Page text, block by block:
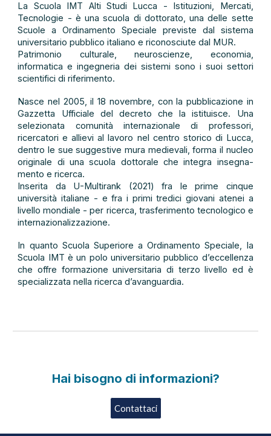
La Scuola IMT Alti Studi Lucca - Istituzioni, Mercati,
Tecnologie - è una scuola di dottorato, una delle sette
Scuole a Ordinamento Speciale previste dal sistema
universitario pubblico italiano e riconosciute dal MUR.
Patrimonio culturale, neuroscienze, economia,
informatica e ingegneria dei sistemi sono i suoi settori
scientifici di riferimento.
Nasce nel 2005, il 18 novembre, con la pubblicazione in
Gazzetta Ufficiale del decreto che la istituisce. Una
selezionata comunità internazionale di professori,
ricercatori e allievi al lavoro nel centro storico di Lucca,
dentro le sue suggestive mura medievali, forma il nucleo
originale di una scuola dottorale che integra insegna-
mento e ricerca.
Inserita da U-Multirank (2021) fra le prime cinque
università italiane - e fra i primi tredici giovani atenei a
livello mondiale - per ricerca, trasferimento tecnologico e
internazionalizzazione.
In quanto Scuola Superiore a Ordinamento Speciale, la
Scuola IMT è un polo universitario pubblico d’eccellenza
che offre formazione universitaria di terzo livello ed è
specializzata nella ricerca d’avanguardia.
Hai bisogno di informazioni?
Contattaci